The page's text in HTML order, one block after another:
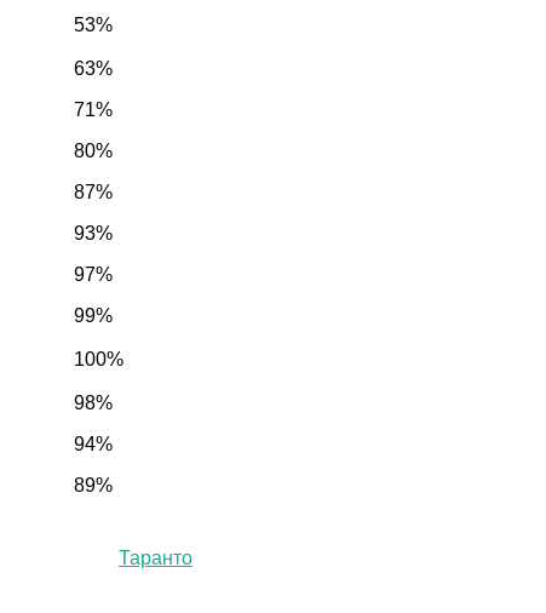
53%
63%
71%
80%
87%
93%
97%
99%
100%
98%
94%
89%
Таранто